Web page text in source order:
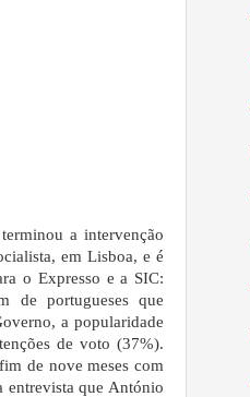
a intervenção
em Lisboa, e é
o Expresso e a SIC:
de portugueses que
a popularidade
de voto (37%).
de nove meses com
entrevista que António